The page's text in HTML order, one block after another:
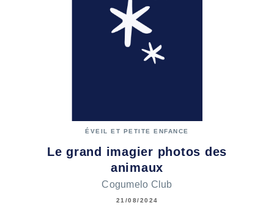
ÉVEIL ET PETITE ENFANCE
Le grand imagier photos des
animaux
Cogumelo Club
21/08/2024